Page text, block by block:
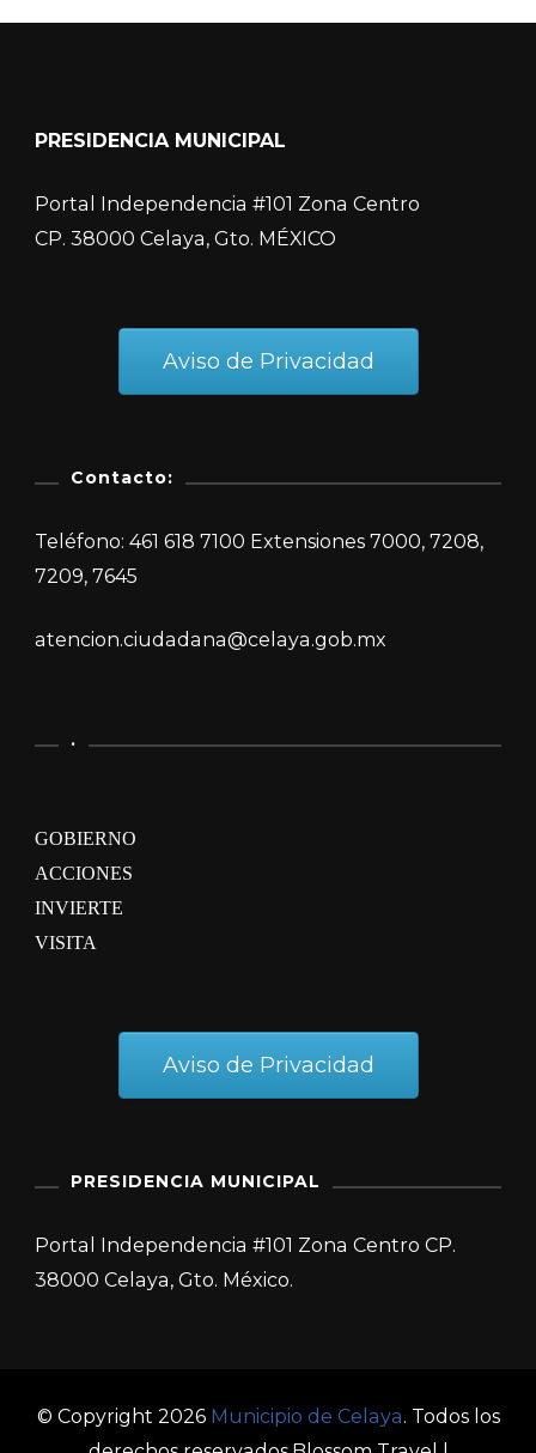
PRESIDENCIA MUNICIPAL
Portal Independencia #101 Zona Centro
CP. 38000 Celaya, Gto. MÉXICO
Aviso de Privacidad
Contacto:
Teléfono: 461 618 7100 Extensiones 7000, 7208,
7209, 7645
atencion.ciudadana@celaya.gob.mx
.
GOBIERNO
ACCIONES
INVIERTE
VISITA
Aviso de Privacidad
PRESIDENCIA MUNICIPAL
Portal Independencia #101 Zona Centro CP.
38000 Celaya, Gto. México.
© Copyright 2026 Municipio de Celaya. Todos los